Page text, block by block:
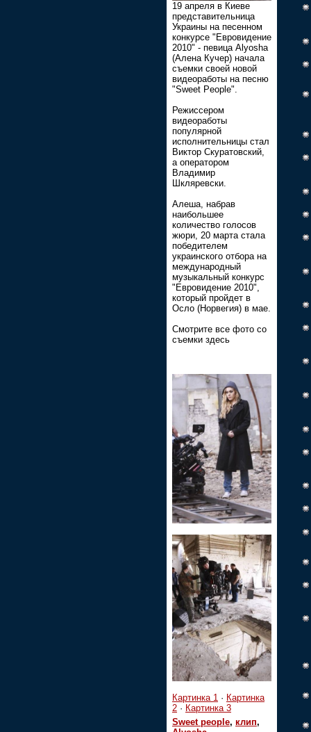
19 апреля в Киеве
представительница
Украины на песенном
конкурсе "Евровидение
2010" - певица Alyosha
(Алена Кучер) начала
съемки своей новой
видеоработы на песню
"Sweet People".
Режиссером
видеоработы
популярной
исполнительницы стал
Виктор Скуратовский,
а оператором
Владимир
Шкляревски.
Алеша, набрав
наибольшее
количество голосов
жюри, 20 марта стала
победителем
украинского отбора на
международный
музыкальный конкурс
"Евровидение 2010",
который пройдет в
Осло (Норвегия) в мае.
Смотрите все фото со
съемки здесь
Картинка 1 · Картинка
2 · Картинка 3
Sweet people, клип,